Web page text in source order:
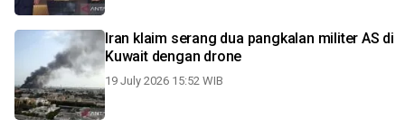
Iran klaim serang dua pangkalan militer AS di
Kuwait dengan drone
19 July 2026 15:52 WIB